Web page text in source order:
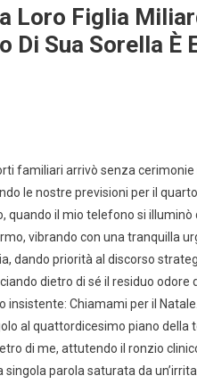
Loro Figlia
Di Sua Sorella È
familiari arrivò senza
le nostre previsioni per il
il mio telefono si
vibrando con una tranquilla
dando priorità al discorso
dietro di sé il residuo
insistente: Chiamami per il Natale.
al quattordicesimo piano della
di me, attutendo il ronzio
singola parola saturata da